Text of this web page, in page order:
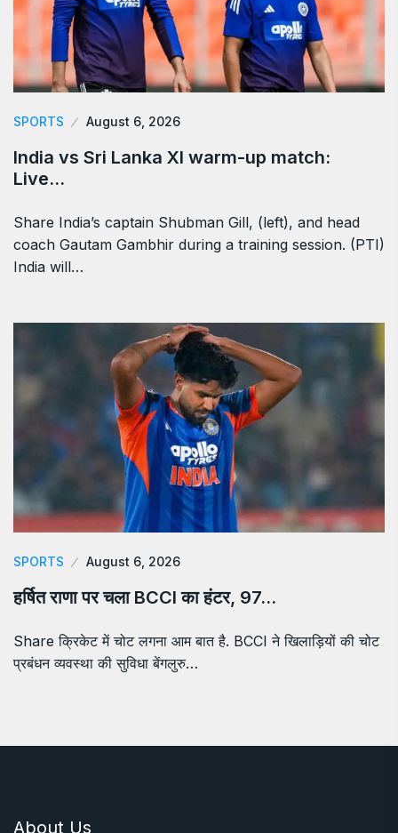
SPORTS August 6, 2026
India vs Sri Lanka XI warm-up match:
Live…
Share India’s captain Shubman Gill, (left), and head
coach Gautam Gambhir during a training session. (PTI)
India will…
SPORTS August 6, 2026
हर्षित राणा पर चला BCCI का हंटर, 97…
Share क्रिकेट में चोट लगना आम बात है. BCCI ने खिलाड़ियों की चोट
प्रबंधन व्यवस्था की सुविधा बेंगलुरु…
About Us